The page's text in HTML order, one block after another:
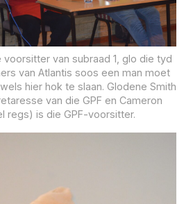
voorsitter van subraad 1, glo die tyd
van Atlantis soos een man moet
hier hok te slaan. Glodene Smith
van die GPF en Cameron
regs) is die GPF-voorsitter.